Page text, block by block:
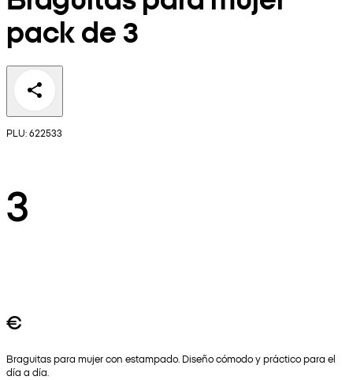
pack de 3
PLU: 622533
3
€
Braguitas para mujer con estampado. Diseño cómodo y práctico para el
día a día.